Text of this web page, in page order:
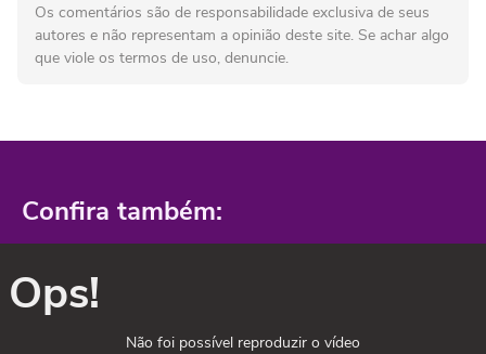
Os comentários são de responsabilidade exclusiva de seus
autores e não representam a opinião deste site. Se achar algo
que viole os termos de uso, denuncie.
Confira também:
Ops!
Não foi possível reproduzir o vídeo